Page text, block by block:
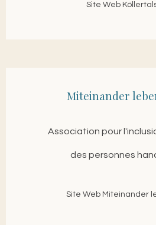
Site Web
Miteinander
Association pour
des personnes
Site Web Miteinander